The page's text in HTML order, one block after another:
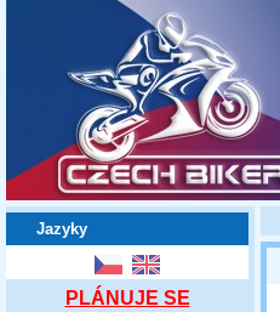
Jazyky
PLÁNUJE SE